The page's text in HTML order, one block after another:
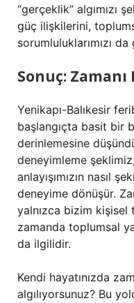
“gerçeklik” algımızı
güç ilişkilerini,
sorumluluklarımızı
Sonuç:
Yenikapı-Balıkesir
başlangıçta basit bir
derinlemesine
deneyimleme
anlayışımızın nasıl
deneyime dönüşür.
yalnızca bizim kişisel
zamanda toplumsal
da ilgilidir.
Kendi hayatınızda
algılıyorsunuz? Bu